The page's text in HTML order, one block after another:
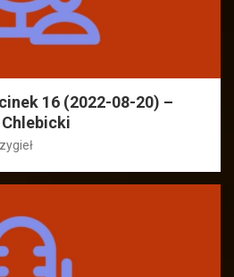
16 (2022-08-20) –
Chlebicki